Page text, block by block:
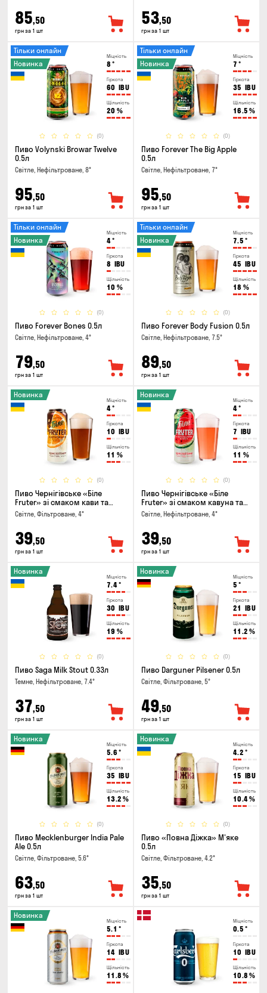
85,50
грн за 1 шт
53,50
грн за 1 шт
Міцність
8 °
Гіркота
60 IBU
Щільність
20 %
(0)
Тільки онлайн
Новинка
Пиво Volynski Browar Twelve
0.5л
Світле, Нефільтроване, 8°
95,50
грн за 1 шт
Міцність
7 °
Гіркота
35 IBU
Щільність
16.5 %
(0)
Тільки онлайн
Новинка
Пиво Forever The Big Apple
0.5л
Світле, Нефільтроване, 7°
95,50
грн за 1 шт
Міцність
4°
Гіркота
8 IBU
Щільність
10 %
(0)
Тільки онлайн
Новинка
Пиво Forever Bones 0.5л
Світле, Нефільтроване, 4°
79,50
грн за 1 шт
Міцність
7.5 °
Гіркота
45 IBU
Щільність
18 %
(0)
Тільки онлайн
Новинка
Пиво Forever Body Fusion 0.5л
Світле, Нефільтроване, 7.5°
89,50
грн за 1 шт
Міцність
4°
Гіркота
10 IBU
Щільність
11 %
(0)
Новинка
Пиво Чернігівське «Біле
Fruter» зі смаком кави та
апельсину 0.5л
Світле, Фільтроване, 4°
39,50
грн за 1 шт
Міцність
4°
Гіркота
7 IBU
Щільність
11 %
(0)
Новинка
Пиво Чернігівське «Біле
Fruter» зі смаком кавуна та
м'яти 0.5л
Світле, Нефільтроване, 4°
39,50
грн за 1 шт
Міцність
7.4°
Гіркота
30 IBU
Щільність
19 %
(0)
Новинка
Пиво Saga Milk Stout 0.33л
Темне, Нефільтроване, 7.4°
37,50
грн за 1 шт
Міцність
5 °
Гіркота
21 IBU
Щільність
11.2 %
(0)
Новинка
Пиво Darguner Pilsener 0.5л
Світле, Фільтроване, 5°
49,50
грн за 1 шт
Міцність
5.6 °
Гіркота
35 IBU
Щільність
13.2 %
(0)
Новинка
Пиво Mecklenburger India Pale
Ale 0.5л
Світле, Фільтроване, 5.6°
63,50
грн за 1 шт
Міцність
4.2 °
Гіркота
15 IBU
Щільність
10.4%
(0)
Новинка
Пиво «Повна Діжка» М'яке
0.5л
Світле, Фільтроване, 4.2°
35,50
грн за 1 шт
Міцність
5.1 °
Гіркота
14 IBU
Щільність
11.8 %
Новинка
Міцність
0.5 °
Гіркота
10 IBU
Щільність
10.8 %